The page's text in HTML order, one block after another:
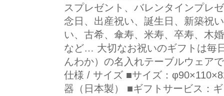
スプレゼント、バレンタインプレ
念日、出産祝い、誕生日、新築祝
い、古希、傘寿、米寿、卒寿、木
など… 大切なお祝いのギフトは毎
んわか）の名入れテーブルウェア
仕様 / サイズ ■サイズ：
器（日本製） ■ギフトサービス：